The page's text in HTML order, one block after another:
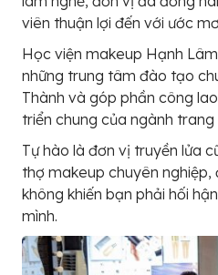
viên thuận lợi đến với ước
Học viện makeup Hạnh
những trung tâm đào tạo
Thành và góp phần công
triển chung của ngành
Tự hào là đơn vị truyền lửa
thợ makeup chuyên
không khiến bạn phải hối
mình.